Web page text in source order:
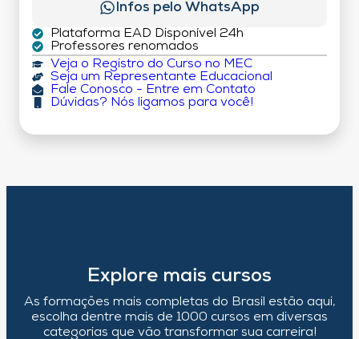
Infos pelo WhatsApp
Plataforma EAD Disponível 24h
Professores renomados
Veja o Registro do Curso no MEC
Seja um Representante Educacional
Fale Conosco - Entre em Contato
Dúvidas? Nós ligamos para você!
Explore mais cursos
As formações mais completas do Brasil estão aqui,
escolha dentre mais de 1000 cursos em diversas
categorias que vão transformar sua carreira!